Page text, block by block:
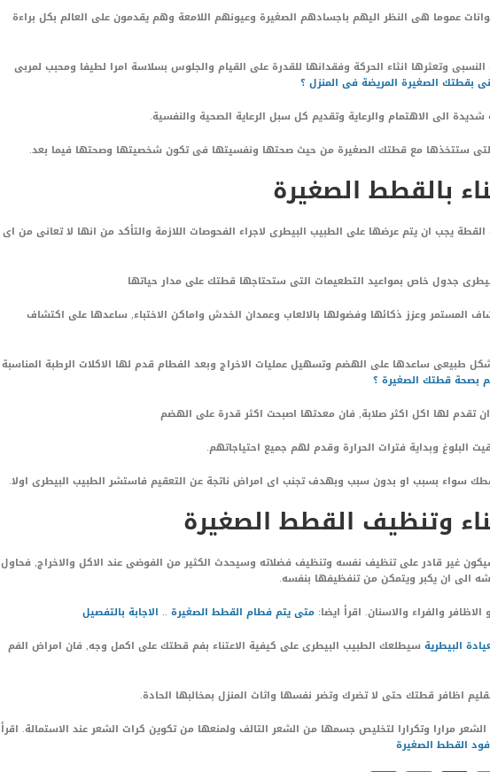
عموما هى النظر اليهم باجسادهم الصغيرة وعيونهم اللامعة وهم يقدمون على العالم بكل براءة
وتعثرها انثاء الحركة وفقدانها للقدرة على القيام والجلوس بسلاسة امرا لطيفا ومحبب لمربى
بقطتك الصغيرة المريضة فى المنزل ؟
الى الاهتمام والرعاية وتقديم كل سبل الرعاية الصحية والنفسية.
ستتخذها مع قطتك الصغيرة من حيث صحتها ونفسيتها فى تكون شخصيتها وصحتها فيما بعد.
بالقطط الصغيرة
يجب ان يتم عرضها على الطبيب البيطرى لاجراء الفحوصات اللازمة والتأكد من انها لا تعانى من اى
جدول خاص بمواعيد التطعيمات التى ستحتاجها قطتك على مدار حياتها
المستمر وعزز ذكائها وفضولها بالالعاب وعمدان الخدش واماكن الاختباء, ساعدها على اكتشاف
طبيعى ساعدها على الهضم وتسهيل عمليات الاخراج وبعد الفطام قدم لها الاكلات الرطبة المناسبة
بصحة قطتك الصغيرة ؟
تقدم لها اكل اكثر صلابة, فان معدتها اصبحت اكثر قدرة على الهضم
البلوغ وبداية فترات الحرارة وقدم لهم جميع احتياجاتهم.
سواء بسبب او بدون سبب وبهدف تجنب اى امراض ناتجة عن التعقيم فاستشر الطبيب البيطرى اولا.
وتنظيف القطط الصغيرة
غير قادر على تنظيف نفسه وتنظيف فضلاته وسيحدث الكثير من الفوضى عند الاكل والاخراج, فحاول
الى ان يكبر ويتمكن من تنفظيفها بنفسه.
والفراء والاسنان. اقرأ ايضا: متىيتم فطام القطط الصغيرة .. الاجابة بالتفصيل
البيطرية سيطلعك الطبيب البيطرى على كيفية الاعتناء بفم قطتك على اكمل وجه, فان امراض الفم
اظافر قطتك حتى لا تضرك وتضر نفسها واثاث المنزل بمخالبها الحادة.
مرارا وتكرارا لتخليص جسمها من الشعر التالف ولمنعها من تكوين كرات الشعر عند الاستمالة. اقرأ